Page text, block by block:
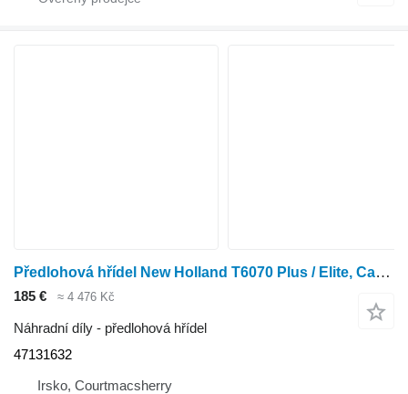
Předlohová hřídel New Holland T6070 Plus / Elite, Case Mxu125 Transmission Shaft 147mm 4713163 47131632 pro kolového traktoru
185 € ≈ 4 476 Kč
Náhradní díly - předlohová hřídel
47131632
Irsko, Courtmacsherry